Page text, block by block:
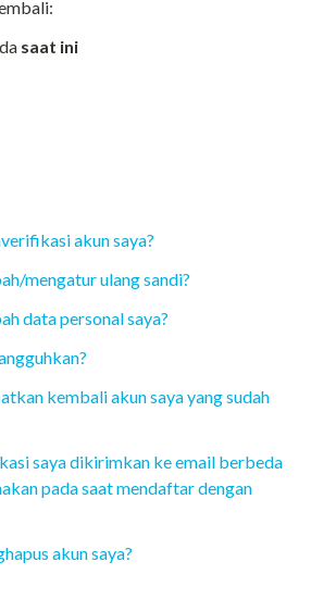
saat ini
akun saya?
mengatur ulang sandi?
data personal saya?
kembali akun saya yang sudah
saya dikirimkan ke email berbeda
pada saat mendaftar dengan
akun saya?